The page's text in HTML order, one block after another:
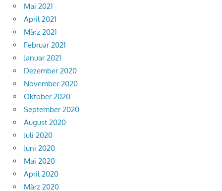
Mai 2021
April 2021
März 2021
Februar 2021
Januar 2021
Dezember 2020
November 2020
Oktober 2020
September 2020
August 2020
Juli 2020
Juni 2020
Mai 2020
April 2020
März 2020